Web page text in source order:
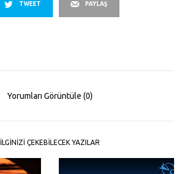
TWEET PAYLAŞ
Yorumları Görüntüle (0)
İLGINIZI ÇEKEBILECEK YAZILAR